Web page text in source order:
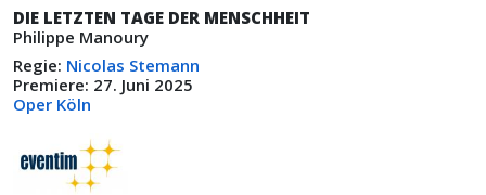
DIE LETZTEN TAGE DER MENSCHHEIT
Philippe Manoury
Regie: Nicolas Stemann
Premiere: 27. Juni 2025
Oper Köln